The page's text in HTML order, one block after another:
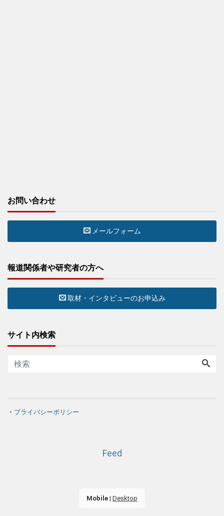
お問い合わせ
メールフォーム
報道関係者や研究者の方へ
取材・インタビューのお申込み
サイト内検索
・ プライバシーポリシー
Feed
Mobile | Desktop